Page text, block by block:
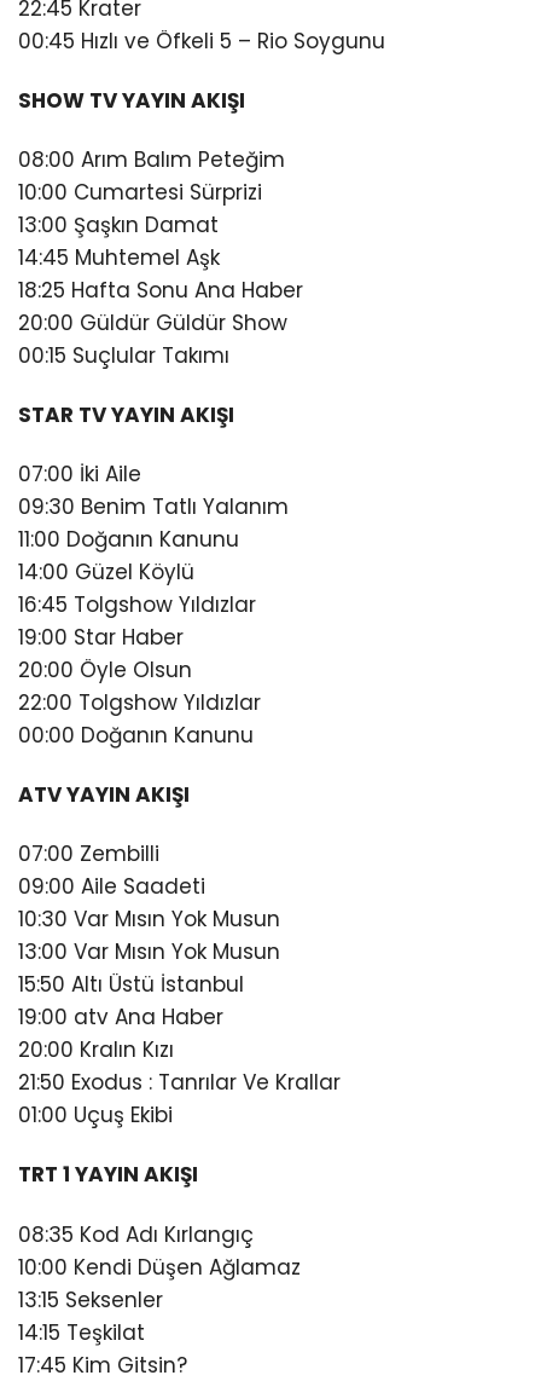
22:45 Krater
00:45 Hızlı ve Öfkeli 5 – Rio Soygunu
SHOW TV YAYIN AKIŞI
08:00 Arım Balım Peteğim
10:00 Cumartesi Sürprizi
13:00 Şaşkın Damat
14:45 Muhtemel Aşk
18:25 Hafta Sonu Ana Haber
20:00 Güldür Güldür Show
00:15 Suçlular Takımı
STAR TV YAYIN AKIŞI
07:00 İki Aile
09:30 Benim Tatlı Yalanım
11:00 Doğanın Kanunu
14:00 Güzel Köylü
16:45 Tolgshow Yıldızlar
19:00 Star Haber
20:00 Öyle Olsun
22:00 Tolgshow Yıldızlar
00:00 Doğanın Kanunu
ATV YAYIN AKIŞI
07:00 Zembilli
09:00 Aile Saadeti
10:30 Var Mısın Yok Musun
13:00 Var Mısın Yok Musun
15:50 Altı Üstü İstanbul
19:00 atv Ana Haber
20:00 Kralın Kızı
21:50 Exodus : Tanrılar Ve Krallar
01:00 Uçuş Ekibi
TRT 1 YAYIN AKIŞI
08:35 Kod Adı Kırlangıç
10:00 Kendi Düşen Ağlamaz
13:15 Seksenler
14:15 Teşkilat
17:45 Kim Gitsin?